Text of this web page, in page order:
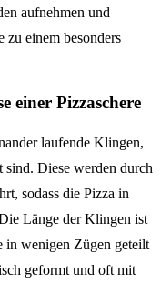
aufnehmen und
zu einem besonders
einer Pizzaschere
laufende Klingen,
sind. Diese werden durch
sodass die Pizza in
Länge der Klingen ist
in wenigen Zügen geteilt
geformt und oft mit